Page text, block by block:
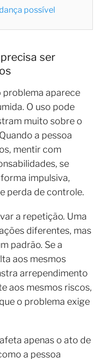
possível
ser
problema aparece
O uso pode
muito sobre o
a pessoa
mentir com
se
impulsiva,
perda de controle.
a repetição. Uma
diferentes, mas
padrão. Se a
aos mesmos
arrependimento
aos mesmos riscos,
o problema exige
apenas o ato de
a pessoa